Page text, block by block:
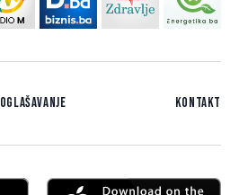
Oglašavanje Kontakt